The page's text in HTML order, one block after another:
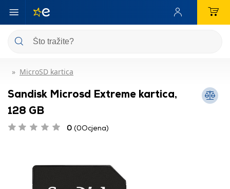
MicroSD kartica
Sandisk Microsd Extreme kartica,
128 GB
0 (0Ocjena)